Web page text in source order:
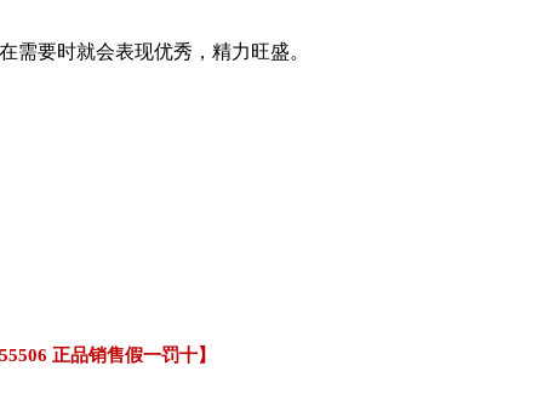
需要时就会表现优秀，精力旺盛。
正品销售假一罚十】